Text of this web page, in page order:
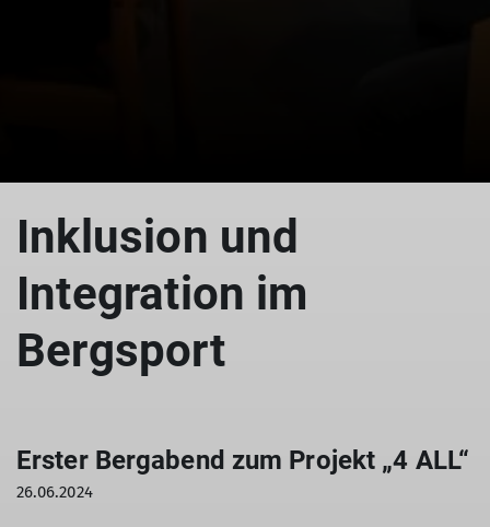
Inklusion und
Integration im
Bergsport
Erster Bergabend zum Projekt „4 ALL“
26.06.2024